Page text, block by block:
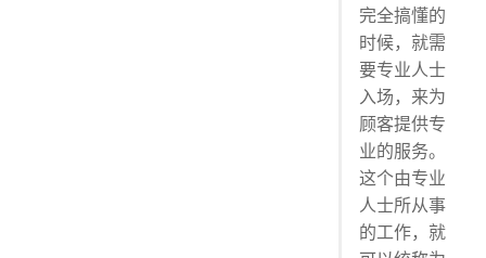
完全搞懂的
时候，就需
要专业人士
入场，来为
顾客提供专
业的服务。
这个由专业
人士所从事
的工作，就